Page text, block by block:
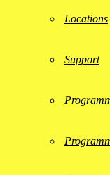
Locations
Support